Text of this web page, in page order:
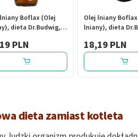
Boflax (Olej
dieta Dr.Budwig,
PLN
Olej lniany
lniany), dieta
18,19 PLN
dieta zamiast kotleta